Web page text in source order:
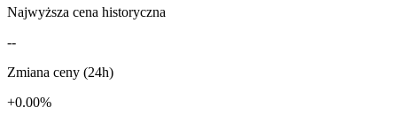
Najwyższa cena historyczna
--
Zmiana ceny (24h)
+0.00%